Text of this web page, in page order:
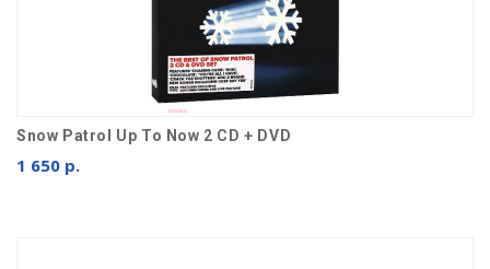
Snow Patrol Up To Now 2 CD + DVD
1 650 р.